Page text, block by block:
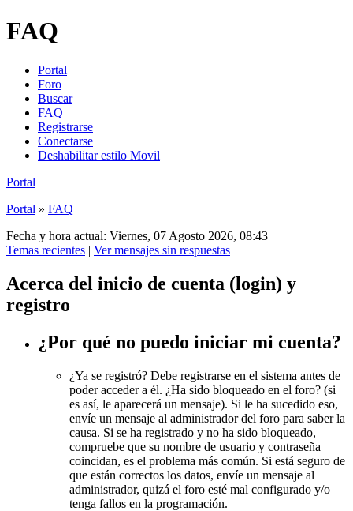
FAQ
Portal
Foro
Buscar
FAQ
Registrarse
Conectarse
Deshabilitar estilo Movil
Portal
Portal » FAQ
Fecha y hora actual: Viernes, 07 Agosto 2026, 08:43
Temas recientes | Ver mensajes sin respuestas
Acerca del inicio de cuenta (login) y
registro
¿Por qué no puedo iniciar mi cuenta?
¿Ya se registró? Debe registrarse en el sistema antes de
poder acceder a él. ¿Ha sido bloqueado en el foro? (si
es así, le aparecerá un mensaje). Si le ha sucedido eso,
envíe un mensaje al administrador del foro para saber la
causa. Si se ha registrado y no ha sido bloqueado,
compruebe que su nombre de usuario y contraseña
coincidan, es el problema más común. Si está seguro de
que están correctos los datos, envíe un mensaje al
administrador, quizá el foro esté mal configurado y/o
tenga fallos en la programación.